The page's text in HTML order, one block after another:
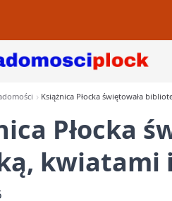
Książnica Płocka świętowała
Płocka
kwiatami